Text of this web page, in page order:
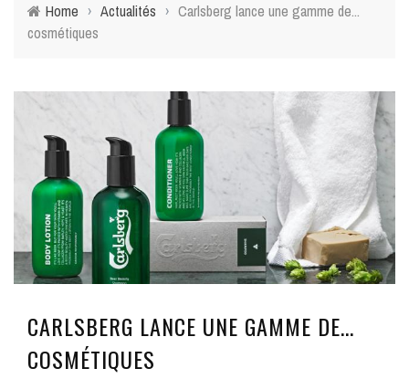
Home › Actualités › Carlsberg lance une gamme de...
cosmétiques
CARLSBERG LANCE UNE GAMME DE...
COSMÉTIQUES